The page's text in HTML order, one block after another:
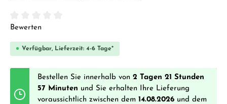
Durchschnittliche Bewertung von 0 von 5 Sternen
Bewerten
Verfügbar, Lieferzeit: 4-6 Tage*
Bestellen Sie innerhalb von 2 Tagen 21 Stunden
57 Minuten und Sie erhalten Ihre Lieferung
voraussichtlich zwischen dem 14.08.2026 und dem